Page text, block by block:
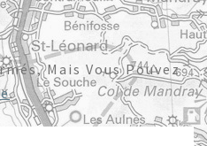
Mais Vous Pouvez
.